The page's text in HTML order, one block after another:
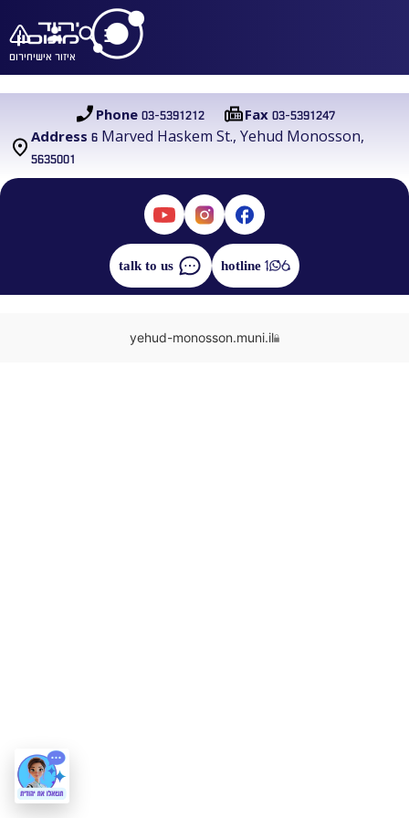
חירוםאיזור אישי
Address 6 Marved Haskem St., Yehud Monosson,
5635001
Phone 03-5391212 Fax 03-5391247
talk to us hotline
yehud-monosson.muni.il